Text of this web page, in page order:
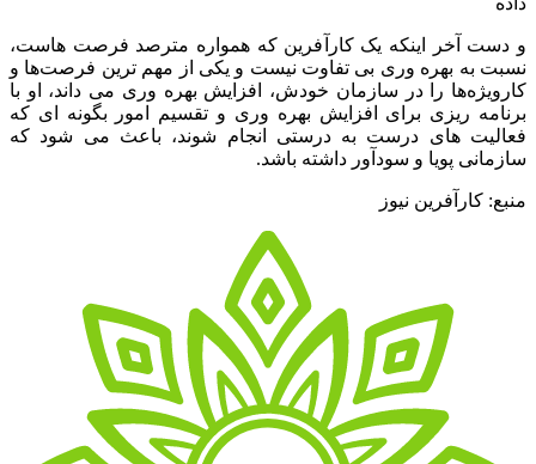
و دست آخر اینکه یک کارآفرین که همواره مترصد فرصت هاست،
نسبت به بهره وری بی تفاوت نیست و یکی از مهم ترین فرصت‌ها و
کارویژه‌ها را در سازمان خودش، افزایش بهره وری می داند، او با
برنامه ریزی برای افزایش بهره وری و تقسیم امور بگونه ای که
فعالیت های درست به درستی انجام شوند، باعث می شود که
سازمانی پویا و سودآور داشته باشد.
منبع: کارآفرین نیوز